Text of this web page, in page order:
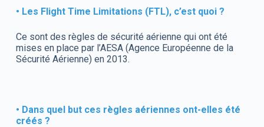
• Les Flight Time Limitations (FTL), c’est quoi ?
Ce sont des règles de sécurité aérienne qui ont été
mises en place par l’AESA (Agence Européenne de la
Sécurité Aérienne) en 2013.
• Dans quel but ces règles aériennes ont-elles été
créés ?